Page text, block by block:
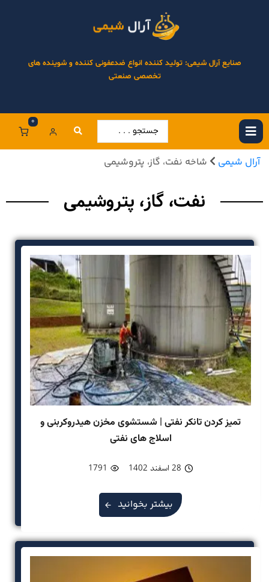
صنایع آرال شیمی: تولید کننده انواع ضدعفونی کننده و شوینده های
تخصصی صنعتی
0
آرال شیمی شاخه نفت، گاز، پتروشیمی
نفت، گاز، پتروشیمی
تمیز کردن تانکر نفتی | شستشوی مخزن هیدروکربنی و
اسلاج های نفتی
28 اسفند 1402 1791
بیشتر بخوانید